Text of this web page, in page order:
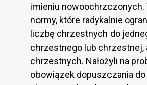
imieniu nowoochrzczonych.
normy, które radykalnie
liczbę chrzestnych do
chrzestnego lub chrzestnej,
chrzestnych. Nałożyli na
obowiązek dopuszczania